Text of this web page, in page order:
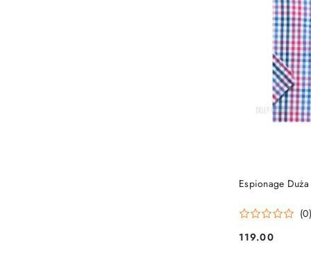
Espionage
(0)
Cena:
119.00